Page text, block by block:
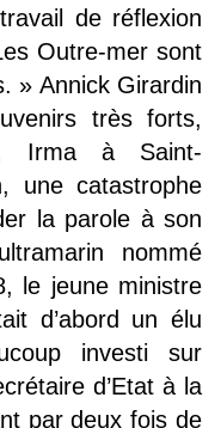
de réflexion
Outre-mer sont
» Annick Girardin
très forts,
Irma à Saint-
une catastrophe
la parole à son
nommé
le jeune ministre
d’abord un élu
investi sur
d’Etat à la
par deux fois de